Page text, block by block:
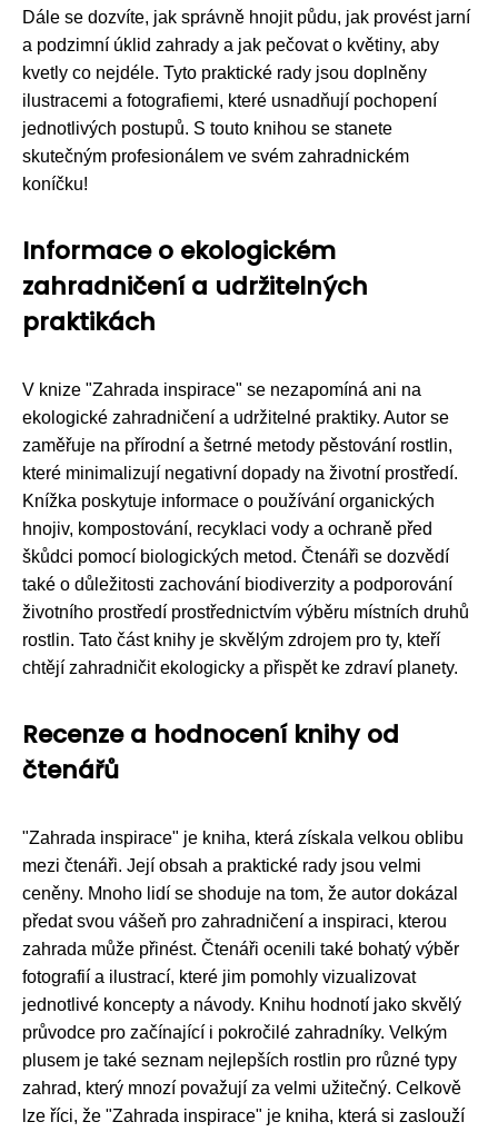
Dále se dozvíte, jak správně hnojit půdu, jak provést jarní
a podzimní úklid zahrady a jak pečovat o květiny, aby
kvetly co nejdéle. Tyto praktické rady jsou doplněny
ilustracemi a fotografiemi, které usnadňují pochopení
jednotlivých postupů. S touto knihou se stanete
skutečným profesionálem ve svém zahradnickém
koníčku!
Informace o ekologickém
zahradničení a udržitelných
praktikách
V knize "Zahrada inspirace" se nezapomíná ani na
ekologické zahradničení a udržitelné praktiky. Autor se
zaměřuje na přírodní a šetrné metody pěstování rostlin,
které minimalizují negativní dopady na životní prostředí.
Knížka poskytuje informace o používání organických
hnojiv, kompostování, recyklaci vody a ochraně před
škůdci pomocí biologických metod. Čtenáři se dozvědí
také o důležitosti zachování biodiverzity a podporování
životního prostředí prostřednictvím výběru místních druhů
rostlin. Tato část knihy je skvělým zdrojem pro ty, kteří
chtějí zahradničit ekologicky a přispět ke zdraví planety.
Recenze a hodnocení knihy od
čtenářů
"Zahrada inspirace" je kniha, která získala velkou oblibu
mezi čtenáři. Její obsah a praktické rady jsou velmi
ceněny. Mnoho lidí se shoduje na tom, že autor dokázal
předat svou vášeň pro zahradničení a inspiraci, kterou
zahrada může přinést. Čtenáři ocenili také bohatý výběr
fotografií a ilustrací, které jim pomohly vizualizovat
jednotlivé koncepty a návody. Knihu hodnotí jako skvělý
průvodce pro začínající i pokročilé zahradníky. Velkým
plusem je také seznam nejlepších rostlin pro různé typy
zahrad, který mnozí považují za velmi užitečný. Celkově
lze říci, že "Zahrada inspirace" je kniha, která si zaslouží